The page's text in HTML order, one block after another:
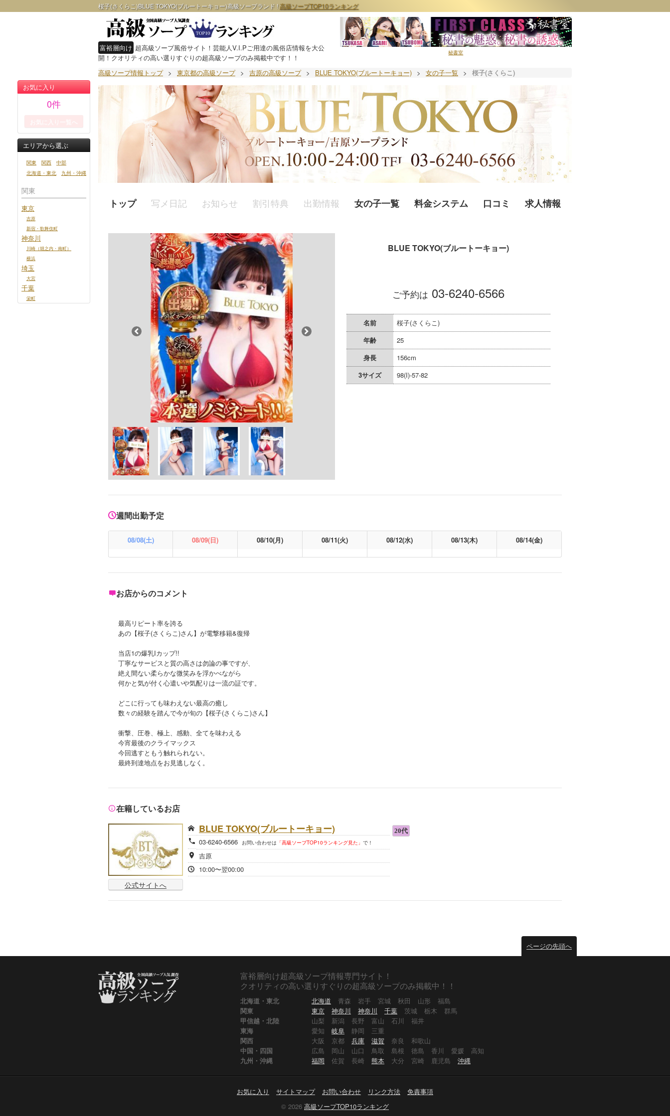
桜子(さくらこ)BLUE TOKYO(ブルートーキョー)高級ソープランド !高級ソープTOP10ランキング
富裕層向け 超高級ソープ風俗サイト！芸能人V.I.Pご用達の風俗店情報を大公
開！クオリティの高い選りすぐりの超高級ソープのみ掲載中です！！
秘書室
高級ソープ情報トップ > 東京都の高級ソープ > 吉原の高級ソープ > BLUE TOKYO(ブルートーキョー) > 女の子一覧 >
桜子(さくらこ)
お気に入り
0件
エリアから選ぶ
関東 関西
中部
北海道・東北
九州・沖縄
関東
東京
吉原
新宿・歌舞伎町
神奈川
川崎（堀之内・南町）
横浜
埼玉
大宮
千葉
栄町
トップ 写メ日記 お知らせ 割引特典 出勤情報 女の子一覧 料金システム 口コミ 求人情報
BLUE TOKYO(ブルートーキョー)
ご予約は 03-6240-6566
名前
桜子(さくらこ)
年齢
25
身長
156cm
3サイズ
98(I)-57-82
週間出勤予定
08/08(土) 08/09(日) 08/10(月) 08/11(火) 08/12(水) 08/13(木) 08/14(金)
お店からのコメント
最高リピート率を誇る
あの【桜子(さくらこ)さん】が電撃移籍&復帰
当店1の爆乳Iカップ!!
丁寧なサービスと質の高さは勿論の事ですが、
絶え間ない柔らかな微笑みを浮かべながら
何かと気が付く心遣いや気配りは一流の証です。
どこに行っても味わえない最高の癒し
数々の経験を踏んで今が旬の【桜子(さくらこ)さん】
衝撃、圧巻、極上、感動、全てを味わえる
今宵最後のクライマックス
今回逃すともう触れられない。
最終到達地点をお見逃しなく。
在籍しているお店
公式サイトへ
BLUE TOKYO(ブルートーキョー)
03-6240-6566 お問い合わせは 「高級ソープTOP10ランキング見た」 で！
吉原
10:00〜翌00:00
ページの先頭へ
富裕層向け超高級ソープ情報専門サイト！
クオリティの高い選りすぐりの超高級ソープのみ掲載中！！
北海道・東北 北海道 青森 岩手 宮城 秋田 山形
福島
関東
東京 神奈川 神奈川 千葉 茨城 栃木
群馬
甲信越・北陸
山梨 新潟 長野 富山 石川
福井
東海
愛知 岐阜 静岡
三重
関西
大阪 京都 兵庫 滋賀 奈良
和歌山
中国・四国
広島 岡山 山口 鳥取 島根 徳島 香川 愛媛
高知
九州・沖縄
福岡 佐賀 長崎 熊本 大分 宮崎 鹿児島 沖縄
お気に入り サイトマップ お問い合わせ リンク方法
免責事項
© 2026 高級ソープTOP10ランキング